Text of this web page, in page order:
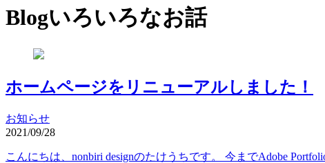
Blogいろいろなお話
ホームページをリニューアルしました！
お知らせ
2021/09/28
こんにちは、nonbiri designのたけうちです。 今までAdobe